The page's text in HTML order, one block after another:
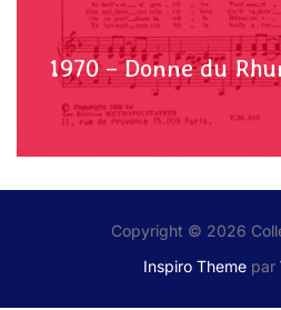
1970 – Donne du
Copyright © 2026
Inspiro Theme par